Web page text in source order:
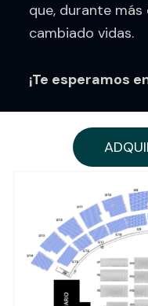
que, durante más
cambiado vidas.
¡Te esperamos